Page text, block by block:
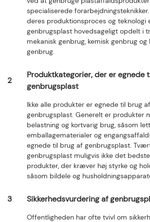
specialiserede
deres produktionsproces og teknologi
genbrugsplast hovedsageligt opdelt i
mekanisk genbrug, kemisk genbrug og
genbrug.
2
Produktkategorier, der er egnede
genbrugsplast
Ikke alle produkter er egnede til brug af
genbrugsplast. Generelt er produkter
belastning og kortvarig brug, såsom
emballagematerialer og
egnede til brug af genbrugsplast.
genbrugsplast muligvis ikke det
produkter, der kræver høj styrke og
såsom bildele og
3 Sikkerhedsvurdering af
Offentligheden har ofte tvivl om